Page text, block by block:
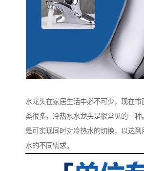
水龙头在家居生活中必不可少，现在市
类很多，冷热水水龙头是很常见的一种
是可实现同时对冷热水的切换，以达到
水的不同需求。